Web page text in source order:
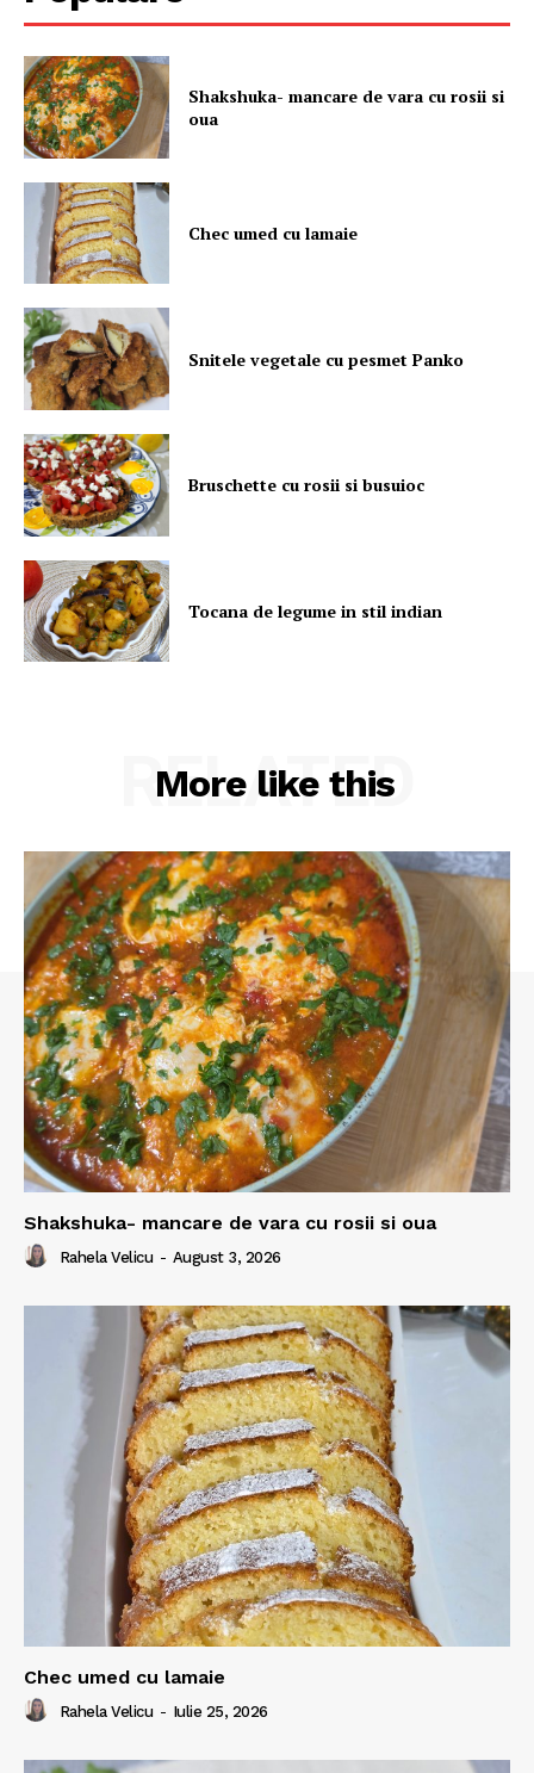
Shakshuka- mancare de vara cu rosii si
oua
Chec umed cu lamaie
Snitele vegetale cu pesmet Panko
Bruschette cu rosii si busuioc
Tocana de legume in stil indian
More like this
RELATED
Shakshuka- mancare de vara cu rosii si oua
Rahela Velicu - August 3, 2026
Chec umed cu lamaie
Rahela Velicu - Iulie 25, 2026